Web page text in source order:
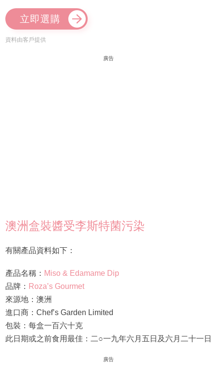
立即選購
資料由客戶提供
廣告
澳洲盒裝醬受李斯特菌污染
有關產品資料如下：
產品名稱： Miso & Edamame Dip
品牌： Roza’s Gourmet
來源地：澳洲
進口商：Chef’s Garden Limited
包裝：每盒一百六十克
此日期或之前食用最佳：二○一九年六月五日及六月二十一日
廣告